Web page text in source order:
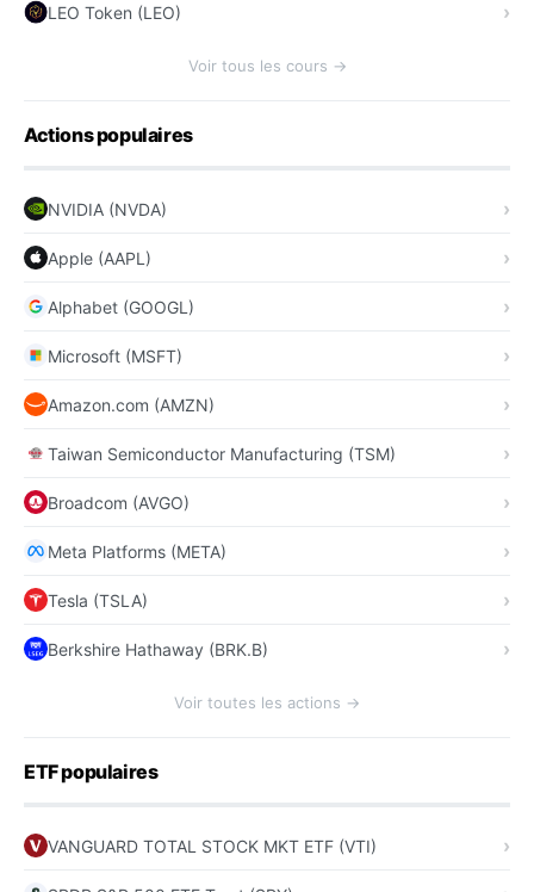
LEO Token (LEO)
Voir tous les cours →
Actions populaires
NVIDIA (NVDA)
Apple (AAPL)
Alphabet (GOOGL)
Microsoft (MSFT)
Amazon.com (AMZN)
Taiwan Semiconductor Manufacturing (TSM)
Broadcom (AVGO)
Meta Platforms (META)
Tesla (TSLA)
Berkshire Hathaway (BRK.B)
Voir toutes les actions →
ETF populaires
VANGUARD TOTAL STOCK MKT ETF (VTI)